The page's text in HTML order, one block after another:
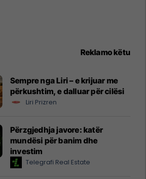
Reklamo këtu
Sempre nga Liri – e krijuar me
përkushtim, e dalluar për cilësi
Liri Prizren
Përzgjedhja javore: katër
mundësi për banim dhe
investim
Telegrafi Real Estate